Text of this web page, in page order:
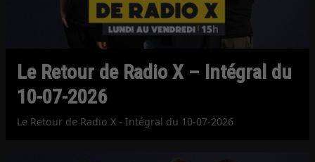
Le Retour de Radio X – Intégral du
10-07-2026
Le Retour de Radio X - Intégral du 10-07-2026